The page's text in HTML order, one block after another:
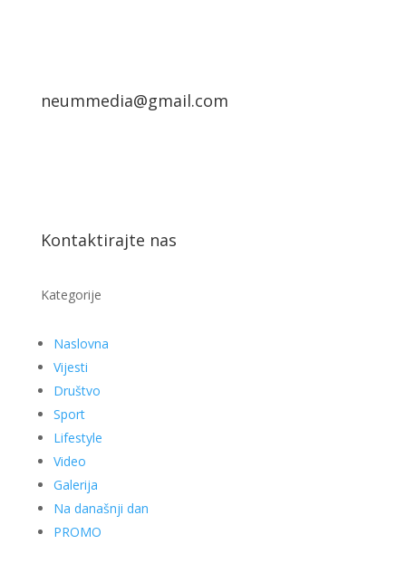
neummedia@gmail.com
Kontaktirajte nas
Kategorije
Naslovna
Vijesti
Društvo
Sport
Lifestyle
Video
Galerija
Na današnji dan
PROMO